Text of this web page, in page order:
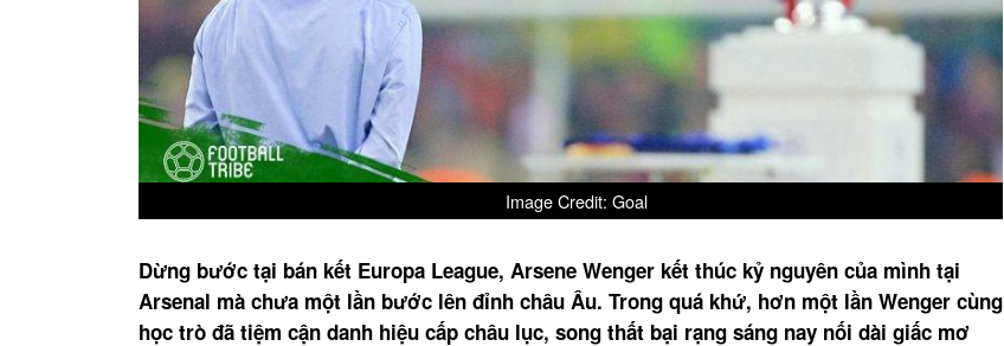
Image Credit: Goal
Dừng bước tại bán kết Europa League, Arsene Wenger kết thúc kỷ nguyên của mình tại
Arsenal mà chưa một lần bước lên đỉnh châu Âu. Trong quá khứ, hơn một lần Wenger cùng
học trò đã tiệm cận danh hiệu cấp châu lục, song thất bại rạng sáng nay nối dài giấc mơ